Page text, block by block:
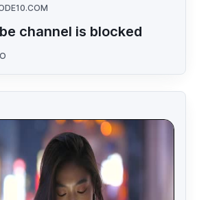
channel is blocked